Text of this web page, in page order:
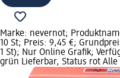
Marke: nevernot;
10 St; Preis: 9,45 €;
1 St); Nur Online Grafik;
grün Lieferbar, Status rot Alle